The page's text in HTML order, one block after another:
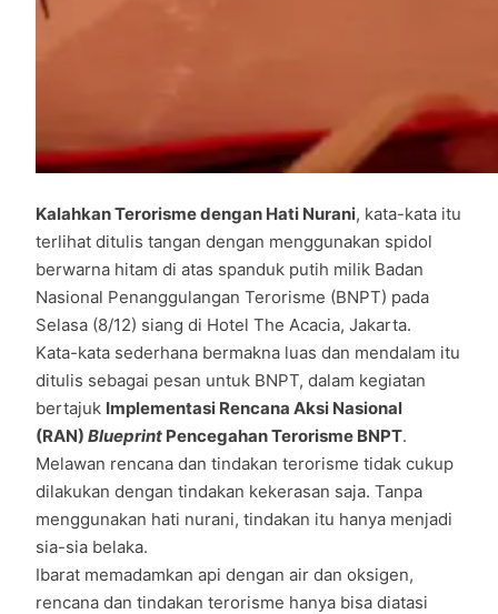
Kalahkan Terorisme dengan Hati Nurani, kata-kata itu
terlihat ditulis tangan dengan menggunakan spidol
berwarna hitam di atas spanduk putih milik Badan
Nasional Penanggulangan Terorisme (BNPT) pada
Selasa (8/12) siang di Hotel The Acacia, Jakarta.
Kata-kata sederhana bermakna luas dan mendalam itu
ditulis sebagai pesan untuk BNPT, dalam kegiatan
bertajuk Implementasi Rencana Aksi Nasional
(RAN) Blueprint Pencegahan Terorisme BNPT.
Melawan rencana dan tindakan terorisme tidak cukup
dilakukan dengan tindakan kekerasan saja. Tanpa
menggunakan hati nurani, tindakan itu hanya menjadi
sia-sia belaka.
Ibarat memadamkan api dengan air dan oksigen,
rencana dan tindakan terorisme hanya bisa diatasi